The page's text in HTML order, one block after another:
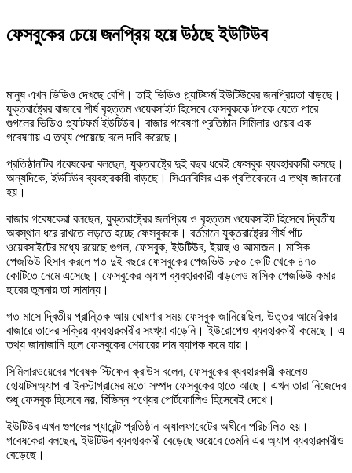
ফেসবুকের চেয়ে জনপ্রিয় হয়ে উঠছে ইউটিউব
মানুষ এখন ভিডিও দেখছে বেশি। তাই ভিডিও প্ল্যাটফর্ম ইউটিউবের জনপ্রিয়তা বাড়ছে।
যুক্তরাষ্ট্রের বাজারে শীর্ষ বৃহত্তম ওয়েবসাইট হিসেবে ফেসবুককে টপকে যেতে পারে
গুগলের ভিডিও প্ল্যাটফর্ম ইউটিউব। বাজার গবেষণা প্রতিষ্ঠান সিমিলার ওয়েব এক
গবেষণায় এ তথ্য পেয়েছে বলে দাবি করেছে।
প্রতিষ্ঠানটির গবেষকেরা বলছেন, যুক্তরাষ্ট্রে দুই বছর ধরেই ফেসবুক ব্যবহারকারী কমছে।
অন্যদিকে, ইউটিউব ব্যবহারকারী বাড়ছে। সিএনবিসির এক প্রতিবেদনে এ তথ্য জানানো
হয়।
বাজার গবেষকেরা বলছেন, যুক্তরাষ্ট্রের জনপ্রিয় ও বৃহত্তম ওয়েবসাইট হিসেবে দ্বিতীয়
অবস্থান ধরে রাখতে লড়তে হচ্ছে ফেসবুককে। বর্তমানে যুক্তরাষ্ট্রের শীর্ষ পাঁচ
ওয়েবসাইটের মধ্যে রয়েছে গুগল, ফেসবুক, ইউটিউব, ইয়াহু ও আমাজন। মাসিক
পেজভিউ হিসাব করলে গত দুই বছরে ফেসবুকের পেজভিউ ৮৫০ কোটি থেকে ৪৭০
কোটিতে নেমে এসেছে। ফেসবুকের অ্যাপ ব্যবহারকারী বাড়লেও মাসিক পেজভিউ কমার
হারের তুলনায় তা সামান্য।
গত মাসে দ্বিতীয় প্রান্তিক আয় ঘোষণার সময় ফেসবুক জানিয়েছিল, উত্তর আমেরিকার
বাজারে তাদের সক্রিয় ব্যবহারকারীর সংখ্যা বাড়েনি। ইউরোপেও ব্যবহারকারী কমেছে। এ
তথ্য জানাজানি হলে ফেসবুকের শেয়ারের দাম ব্যাপক কমে যায়।
সিমিলারওয়েবের গবেষক স্টিফেন ক্রাউস বলেন, ফেসবুকের ব্যবহারকারী কমলেও
হোয়াটসঅ্যাপ বা ইনস্টাগ্রামের মতো সম্পদ ফেসবুকের হাতে আছে। এখন তারা নিজেদের
শুধু ফেসবুক হিসেবে নয়, বিভিন্ন পণ্যের পোর্টফোলিও হিসেবেই দেখে।
ইউটিউব এখন গুগলের প্যারেন্ট প্রতিষ্ঠান অ্যালফাবেটের অধীনে পরিচালিত হয়।
গবেষকেরা বলছেন, ইউটিউব ব্যবহারকারী বেড়েছে ওয়েবে তেমনি এর অ্যাপ ব্যবহারকারীও
বেড়েছে।